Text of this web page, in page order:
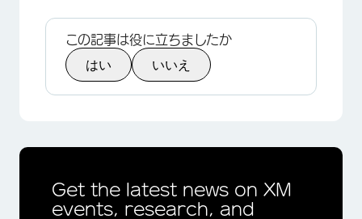
この記事は役に立ちましたか
はい いいえ
Get the latest news on XM
events, research, and